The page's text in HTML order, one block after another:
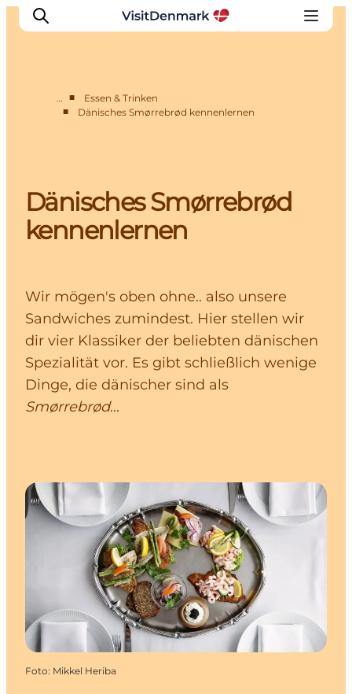
Unterkünfte
Reiseplanung
… ■
Essen & Trinken
■
Dänisches Smørrebrød kennenlernen
Dänisches Smørrebrød
kennenlernen
Wir mögen's oben ohne.. also unsere
Sandwiches zumindest. Hier stellen wir
dir vier Klassiker der beliebten dänischen
Spezialität vor. Es gibt schließlich wenige
Dinge, die dänischer sind als
Smørrebrød...
Foto: Mikkel Heriba